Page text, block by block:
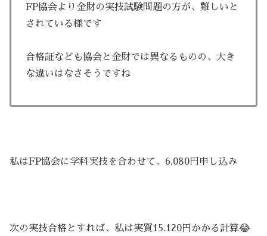
FP協会より金財の実技試験問題の方が、難しいと
されている様です
合格証なども協会と金財では異なるものの、大き
な違いはなさそうですね
私はFP協会に学科実技を合わせて、6,080円申し込み
次の実技合格とすれば、私は実質15,120円かかる計算😂